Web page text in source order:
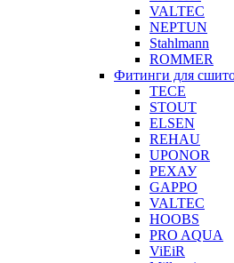
VALTEC
NEPTUN
Stahlmann
ROMMER
Фитинги для
TECE
STOUT
ELSEN
REHAU
UPONOR
РЕХАУ
GAPPO
VALTEC
HOOBS
PRO AQUA
ViEiR